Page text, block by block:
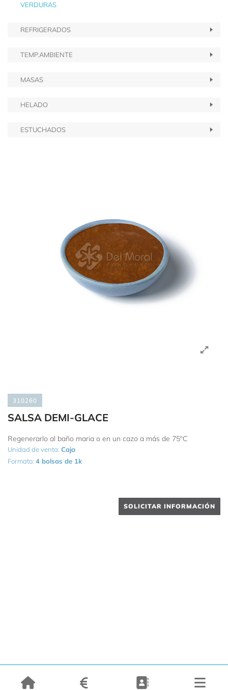
VERDURAS
REFRIGERADOS
TEMP.AMBIENTE
MASAS
HELADO
ESTUCHADOS
310260
SALSA DEMI-GLACE
Regenerarlo al baño maria o en un cazo a más de 75ºC
Unidad de venta: Caja
Formato: 4 bolsas de 1k
SOLICITAR INFORMACIÓN